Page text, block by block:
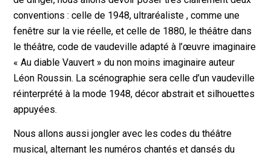
conventions : celle de 1948, ultraréaliste , comme une
fenêtre sur la vie réelle, et celle de 1880, le théâtre dans
le théâtre, code de vaudeville adapté à l’œuvre imaginaire
« Au diable Vauvert » du non moins imaginaire auteur
Léon Roussin. La scénographie sera celle d’un vaudeville
réinterprété à la mode 1948, décor abstrait et silhouettes
appuyées.
Nous allons aussi jongler avec les codes du théâtre
musical, alternant les numéros chantés et dansés du